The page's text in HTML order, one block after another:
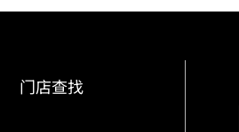
门店查找